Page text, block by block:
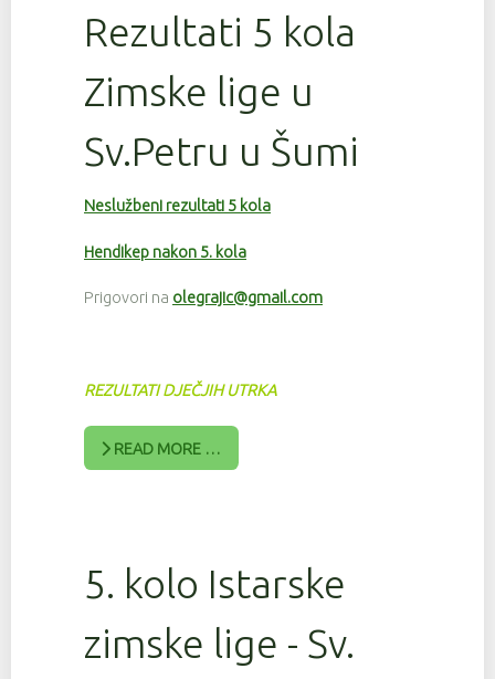
Rezultati 5 kola
Zimske lige u
Sv.Petru u Šumi
Neslužbeni rezultati 5 kola
Hendikep nakon 5. kola
Prigovori na olegrajic@gmail.com
REZULTATI DJEČJIH UTRKA
READ MORE …
5. kolo Istarske
zimske lige - Sv.